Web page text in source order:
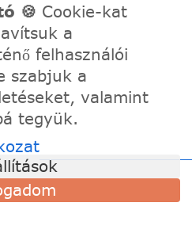
te is alkothatsz, akár egy
korábbi
és fejezd ki a kreativitásod!
🍪 Cookie-kat
a
felhasználói
szabjuk a
valamint
tegyük.